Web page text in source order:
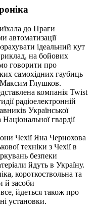
до Праги
автоматизації
ідеальний кут
на бойових
говорити про
самохідних гаубиць
Максим Глушков.
компанія Twist
радіоелектронній
Української
гвардії
Чехії Яна Чернохова
техніки з Чехії в
безпеки
йдуть в Україну.
короткоствольна та
й засоби
йдеться також про
установки.